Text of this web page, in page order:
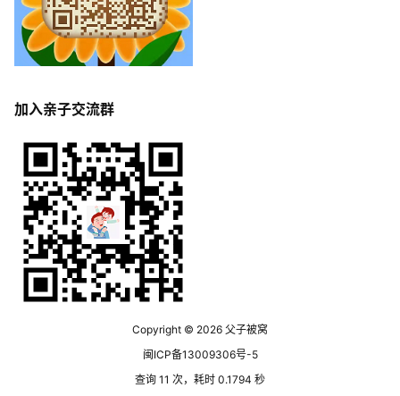
加入亲子交流群
Copyright © 2026 父子被窝
闽ICP备13009306号-5
查询 11 次，耗时 0.1794 秒